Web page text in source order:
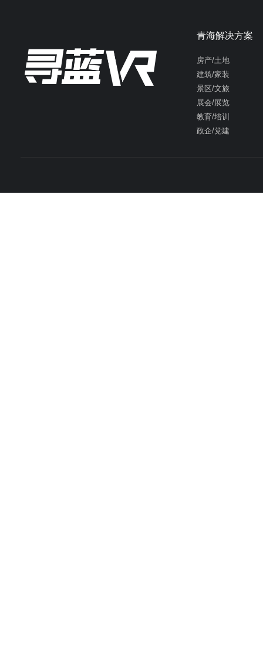
青海解决方案
房产/土地
建筑/家装
景区/文旅
展会/展览
教育/培训
政企/党建